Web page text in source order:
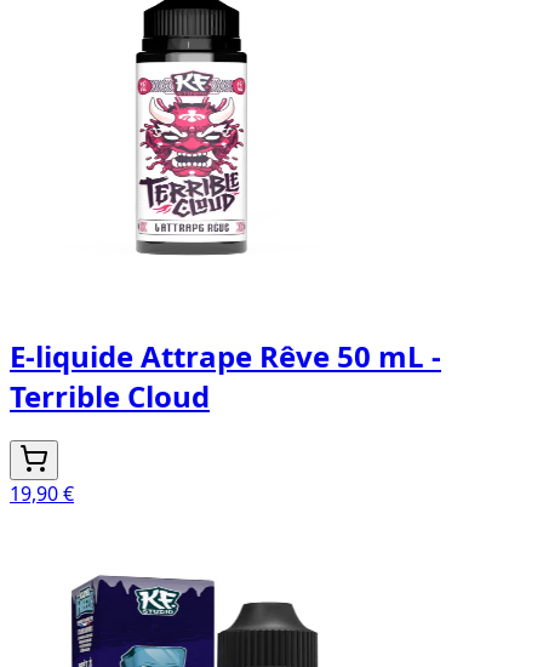
E-liquide Attrape Rêve 50 mL -
Terrible Cloud
19,90 €